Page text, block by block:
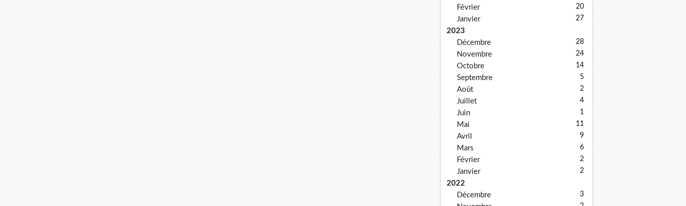
Février 20
Janvier 27
2023
Décembre
28
Novembre 24
Octobre 14
Septembre 5
Août 2
Juillet 4
Juin 1
Mai 11
Avril 9
Mars 6
Février 2
Janvier 2
2022
Décembre
3